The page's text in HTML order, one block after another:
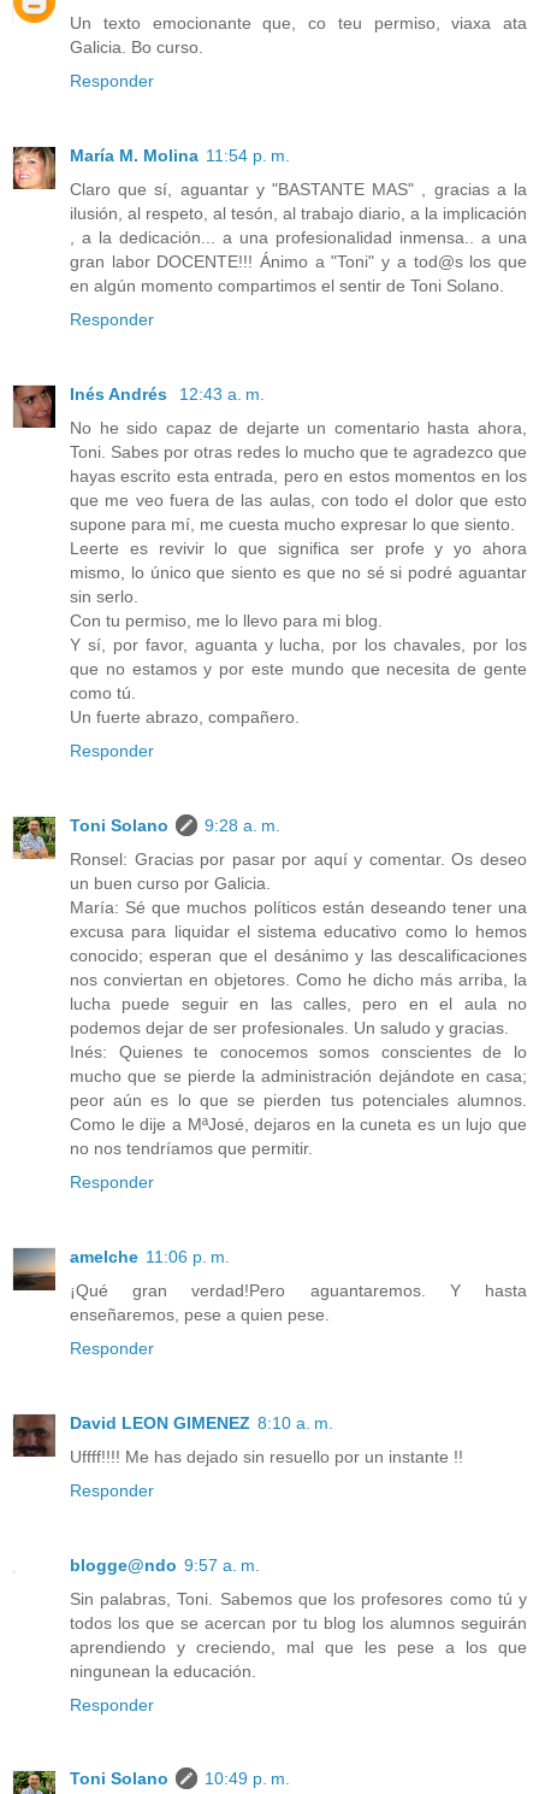
Un texto emocionante que, co teu permiso, viaxa ata
Galicia. Bo curso.
Responder
María M. Molina 11:54 p. m.
Claro que sí, aguantar y "BASTANTE MAS" , gracias a la
ilusión, al respeto, al tesón, al trabajo diario, a la implicación
, a la dedicación... a una profesionalidad inmensa.. a una
gran labor DOCENTE!!! Ánimo a "Toni" y a tod@s los que
en algún momento compartimos el sentir de Toni Solano.
Responder
Inés Andrés
12:43 a. m.
No he sido capaz de dejarte un comentario hasta ahora,
Toni. Sabes por otras redes lo mucho que te agradezco que
hayas escrito esta entrada, pero en estos momentos en los
que me veo fuera de las aulas, con todo el dolor que esto
supone para mí, me cuesta mucho expresar lo que siento.
Leerte es revivir lo que significa ser profe y yo ahora
mismo, lo único que siento es que no sé si podré aguantar
sin serlo.
Con tu permiso, me lo llevo para mi blog.
Y sí, por favor, aguanta y lucha, por los chavales, por los
que no estamos y por este mundo que necesita de gente
como tú.
Un fuerte abrazo, compañero.
Responder
Toni Solano
9:28 a. m.
Ronsel: Gracias por pasar por aquí y comentar. Os deseo
un buen curso por Galicia.
María: Sé que muchos políticos están deseando tener una
excusa para liquidar el sistema educativo como lo hemos
conocido; esperan que el desánimo y las descalificaciones
nos conviertan en objetores. Como he dicho más arriba, la
lucha puede seguir en las calles, pero en el aula no
podemos dejar de ser profesionales. Un saludo y gracias.
Inés: Quienes te conocemos somos conscientes de lo
mucho que se pierde la administración dejándote en casa;
peor aún es lo que se pierden tus potenciales alumnos.
Como le dije a MªJosé, dejaros en la cuneta es un lujo que
no nos tendríamos que permitir.
Responder
amelche 11:06 p. m.
¡Qué gran verdad!Pero aguantaremos. Y hasta
enseñaremos, pese a quien pese.
Responder
David LEON GIMENEZ 8:10 a. m.
Uffff!!!! Me has dejado sin resuello por un instante !!
Responder
blogge@ndo 9:57 a. m.
Sin palabras, Toni. Sabemos que los profesores como tú y
todos los que se acercan por tu blog los alumnos seguirán
aprendiendo y creciendo, mal que les pese a los que
ningunean la educación.
Responder
Toni Solano
10:49 p. m.